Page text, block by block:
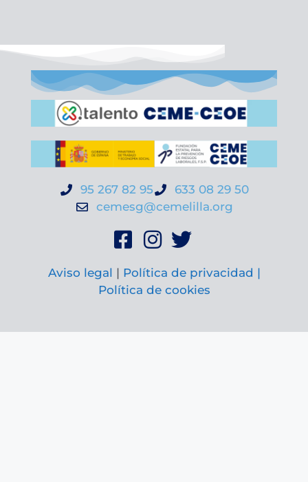
95 267 82 95
633 08 29 50
cemesg@cemelilla.org
Aviso legal | Política de privacidad |
Política de cookies